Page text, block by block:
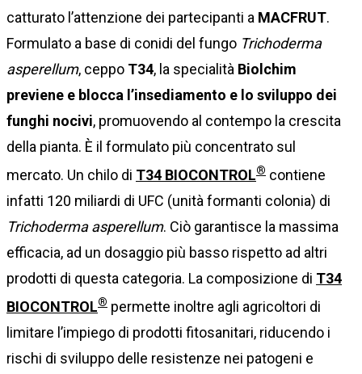
catturato l’attenzione dei partecipanti a MACFRUT.
Formulato a base di conidi del fungo Trichoderma
asperellum, ceppo T34, la specialità Biolchim
previene e blocca l’insediamento e lo sviluppo dei
funghi nocivi, promuovendo al contempo la crescita
della pianta. È il formulato più concentrato sul
mercato. Un chilo di T34 BIOCONTROL® contiene
infatti 120 miliardi di UFC (unità formanti colonia) di
Trichoderma asperellum. Ciò garantisce la massima
efficacia, ad un dosaggio più basso rispetto ad altri
prodotti di questa categoria. La composizione di T34
BIOCONTROL® permette inoltre agli agricoltori di
limitare l’impiego di prodotti fitosanitari, riducendo i
rischi di sviluppo delle resistenze nei patogeni e